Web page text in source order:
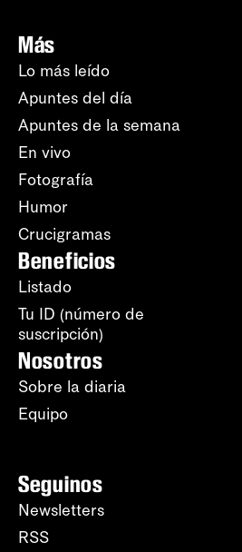
Más
Lo más leído
Apuntes del día
Apuntes de la semana
En vivo
Fotografía
Humor
Crucigramas
Beneficios
Listado
Tu ID (número de
suscripción)
Nosotros
Sobre la diaria
Equipo
Seguinos
Newsletters
RSS